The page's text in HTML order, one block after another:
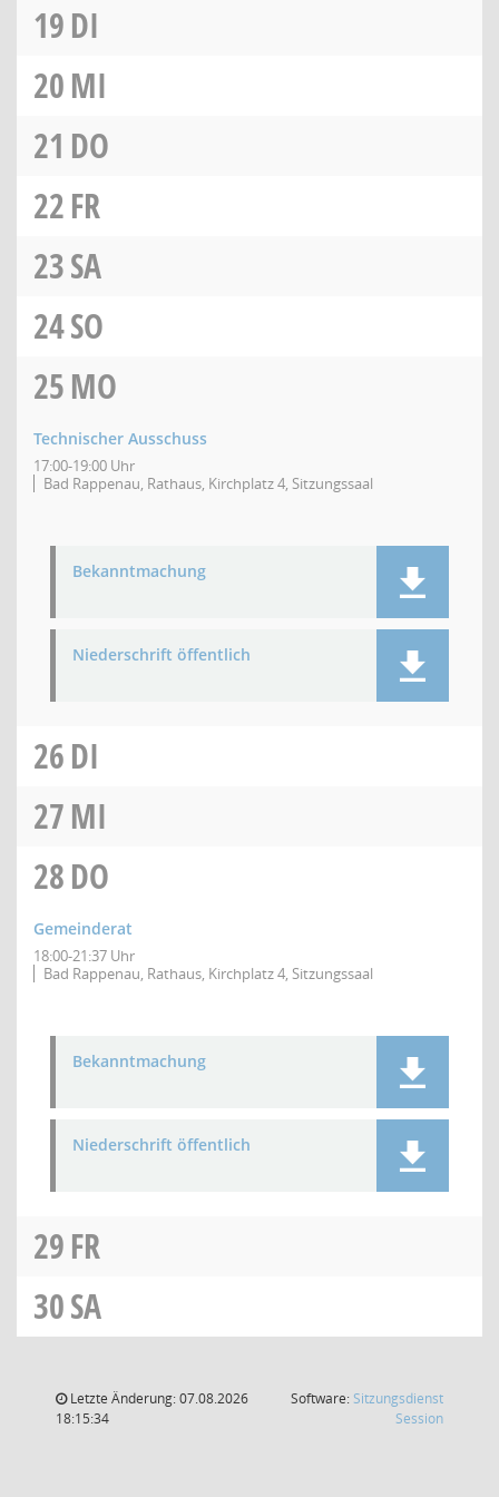
19DI
20MI
21 DO
22FR
23SA
24SO
25MO
Technischer Ausschuss
17:00-19:00 Uhr
Bad Rappenau, Rathaus, Kirchplatz 4, Sitzungssaal
Bekanntmachung
Niederschrift öffentlich
26DI
27MI
28DO
Gemeinderat
18:00-21:37 Uhr
Bad Rappenau, Rathaus, Kirchplatz 4, Sitzungssaal
Bekanntmachung
Niederschrift öffentlich
29FR
30SA
Letzte Änderung: 07.08.2026
18:15:34
Software: Sitzungsdienst
Session(Wird in